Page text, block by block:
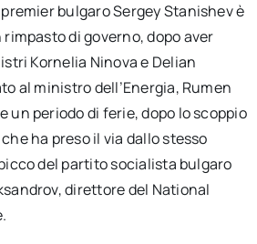
bulgaro Sergey Stanishev è
di governo, dopo aver
Kornelia Ninova e Delian
al ministro dell’Energia, Rumen
un periodo di ferie, dopo lo scoppio
ha preso il via dallo stesso
del partito socialista bulgaro
direttore del National